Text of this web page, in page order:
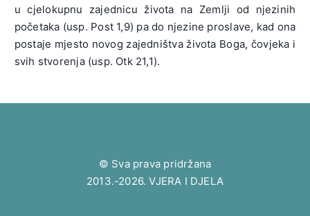
u cjelokupnu zajednicu života na Zemlji od njezinih
početaka (usp. Post 1,9) pa do njezine proslave, kad ona
postaje mjesto novog zajedništva života Boga, čovjeka i
svih stvorenja (usp. Otk 21,1).
© Sva prava pridržana
2013.-2026. VJERA I DJELA